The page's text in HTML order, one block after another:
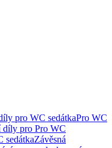
pro WC sedátkaPro WC
díly pro Pro WC
sedátkaZávěsná